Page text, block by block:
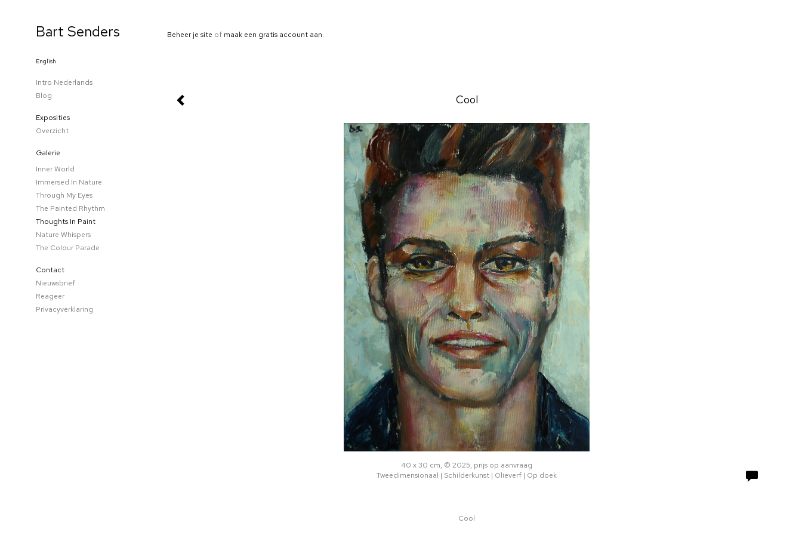
Beheer je site of maak een gratis account aan.
Cool
40 x 30 cm, © 2025, prijs op aanvraag
Tweedimensionaal | Schilderkunst | Olieverf | Op doek
Cool
Bart Senders
English
Intro Nederlands
Blog
Exposities
Overzicht
Galerie
Inner World
Immersed In Nature
Through My Eyes
The Painted Rhythm
Thoughts In Paint
Nature Whispers
The Colour Parade
Contact
Nieuwsbrief
Reageer
Privacyverklaring